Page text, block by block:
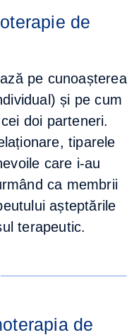
de
pe cunoașterea
și pe cum
doi parteneri.
tiparele
care i-au
ca membrii
așteptările
terapeutic.
de